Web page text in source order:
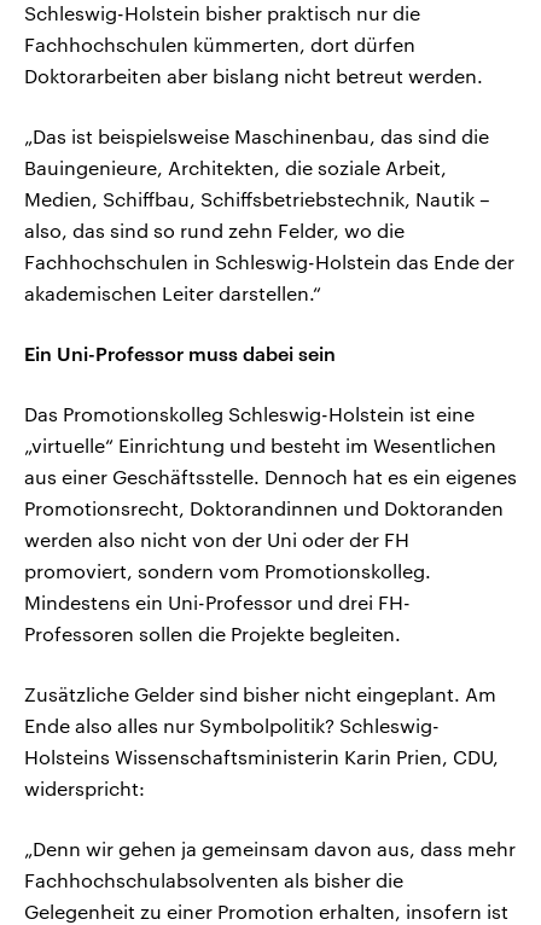
Schleswig-Holstein bisher praktisch nur die
Fachhochschulen kümmerten, dort dürfen
Doktorarbeiten aber bislang nicht betreut werden.
„Das ist beispielsweise Maschinenbau, das sind die
Bauingenieure, Architekten, die soziale Arbeit,
Medien, Schiffbau, Schiffsbetriebstechnik, Nautik –
also, das sind so rund zehn Felder, wo die
Fachhochschulen in Schleswig-Holstein das Ende der
akademischen Leiter darstellen.“
Ein Uni-Professor muss dabei sein
Das Promotionskolleg Schleswig-Holstein ist eine
„virtuelle“ Einrichtung und besteht im Wesentlichen
aus einer Geschäftsstelle. Dennoch hat es ein eigenes
Promotionsrecht, Doktorandinnen und Doktoranden
werden also nicht von der Uni oder der FH
promoviert, sondern vom Promotionskolleg.
Mindestens ein Uni-Professor und drei FH-
Professoren sollen die Projekte begleiten.
Zusätzliche Gelder sind bisher nicht eingeplant. Am
Ende also alles nur Symbolpolitik? Schleswig-
Holsteins Wissenschaftsministerin Karin Prien, CDU,
widerspricht:
„Denn wir gehen ja gemeinsam davon aus, dass mehr
Fachhochschulabsolventen als bisher die
Gelegenheit zu einer Promotion erhalten, insofern ist